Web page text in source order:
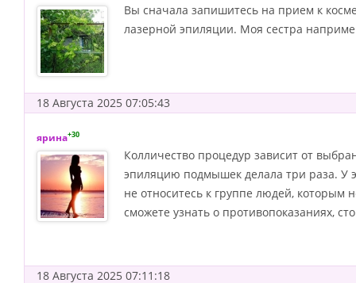
Вы сначала запишитесь на прием к
лазерной эпиляции. Моя сестра
18 Августа 2025 07:05:43
ярина+30
Колличество процедур зависит от
эпиляцию подмышек делала три раза. У
не относитесь к группе людей, которым
сможете узнать о противопоказаниях,
18 Августа 2025 07:11:18